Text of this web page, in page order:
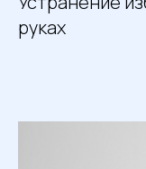
руках